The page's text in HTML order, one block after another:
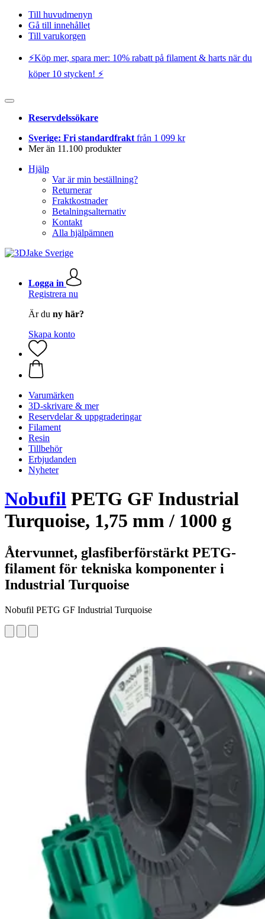
Till huvudmenyn
Gå till innehållet
Till varukorgen
⚡️Köp mer, spara mer: 10% rabatt på filament & harts när du
köper 10 stycken! ⚡️
Reservdelssökare
Sverige: Fri standardfrakt från 1 099 kr
Mer än 11.100 produkter
Hjälp
Var är min beställning?
Returnerar
Fraktkostnader
Betalningsalternativ
Kontakt
Alla hjälpämnen
Logga in
Registrera nu
Är du ny här?
Skapa konto
Varumärken
3D-skrivare & mer
Reservdelar & uppgraderingar
Filament
Resin
Tillbehör
Erbjudanden
Nyheter
Nobufil PETG GF Industrial
Turquoise, 1,75 mm / 1000 g
Återvunnet, glasfiberförstärkt PETG-
filament för tekniska komponenter i
Industrial Turquoise
Nobufil PETG GF Industrial Turquoise